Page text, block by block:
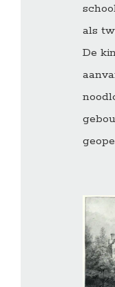
als
De